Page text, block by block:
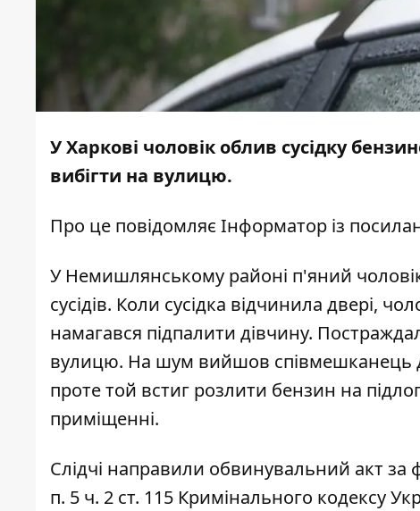
У Харкові чоловік облив сусідку
вибігти на вулицю.
Про це повідомляє Інформатор із
У Немишлянському районі п'яний
сусідів. Коли сусідка відчинила двері,
намагався підпалити дівчину.
вулицю. На шум вийшов співмешканець
проте той встиг розлити бензин на
приміщенні.
Слідчі направили обвинувальний акт за
п. 5 ч. 2 ст. 115 Кримінального кодексу